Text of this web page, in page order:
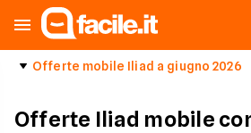
Offerte mobile Iliad a giugno 2026
Offerte Iliad mobile